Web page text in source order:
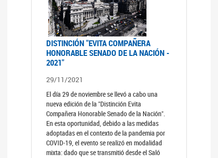
DISTINCIÓN "EVITA COMPAÑERA
HONORABLE SENADO DE LA NACIÓN -
2021"
29/11/2021
El día 29 de noviembre se llevó a cabo una
nueva edición de la "Distinción Evita
Compañera Honorable Senado de la Nación".
En esta oportunidad, debido a las medidas
adoptadas en el contexto de la pandemia por
COVID-19, el evento se realizó en modalidad
mixta: dado que se transmitió desde el Saló